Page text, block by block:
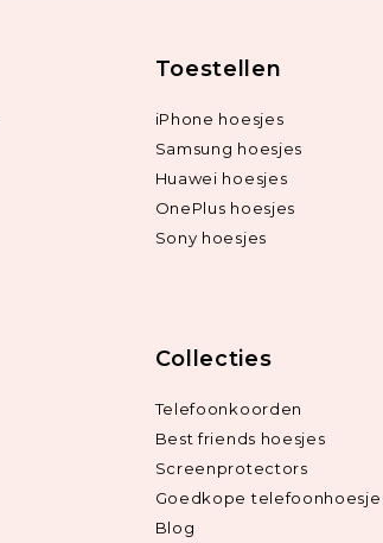
Toestellen
iPhone hoesjes
Samsung hoesjes
Huawei hoesjes
OnePlus hoesjes
Sony hoesjes
Collecties
Telefoonkoorden
Best friends hoesjes
Screenprotectors
Goedkope
Blog